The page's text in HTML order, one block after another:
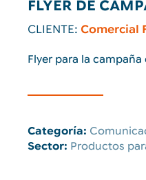
FLYER DE
CLIENTE: Comercial
Flyer para la campaña
Categoría:
Sector: Productos